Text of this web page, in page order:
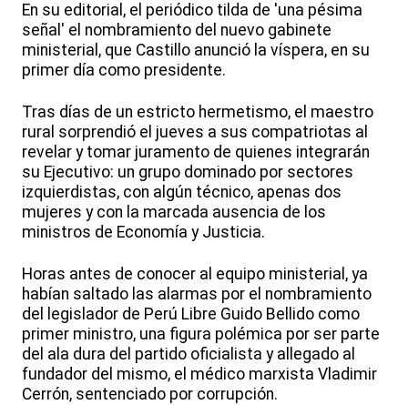
En su editorial, el periódico tilda de 'una pésima
señal' el nombramiento del nuevo gabinete
ministerial, que Castillo anunció la víspera, en su
primer día como presidente.
Tras días de un estricto hermetismo, el maestro
rural sorprendió el jueves a sus compatriotas al
revelar y tomar juramento de quienes integrarán
su Ejecutivo: un grupo dominado por sectores
izquierdistas, con algún técnico, apenas dos
mujeres y con la marcada ausencia de los
ministros de Economía y Justicia.
Horas antes de conocer al equipo ministerial, ya
habían saltado las alarmas por el nombramiento
del legislador de Perú Libre Guido Bellido como
primer ministro, una figura polémica por ser parte
del ala dura del partido oficialista y allegado al
fundador del mismo, el médico marxista Vladimir
Cerrón, sentenciado por corrupción.